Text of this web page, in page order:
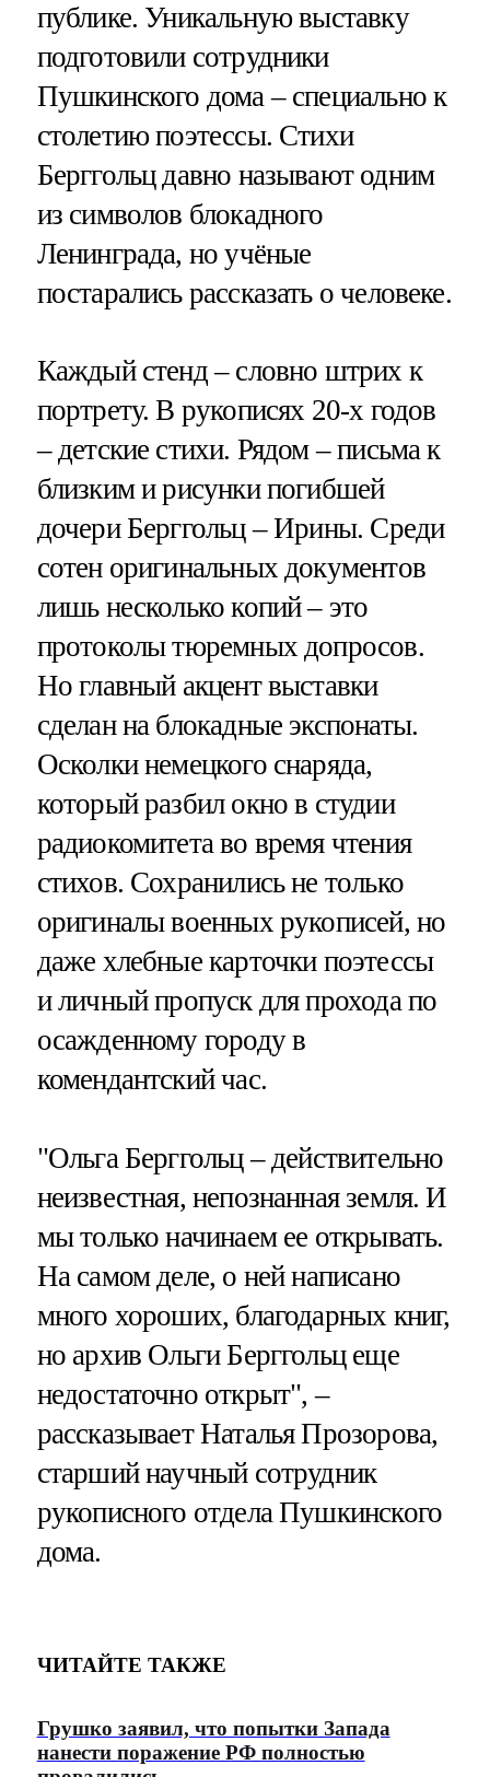
публике. Уникальную выставку
подготовили сотрудники
Пушкинского дома – специально к
столетию поэтессы. Стихи
Берггольц давно называют одним
из символов блокадного
Ленинграда, но учёные
постарались рассказать о человеке.
Каждый стенд – словно штрих к
портрету. В рукописях 20-х годов
– детские стихи. Рядом – письма к
близким и рисунки погибшей
дочери Берггольц – Ирины. Среди
сотен оригинальных документов
лишь несколько копий – это
протоколы тюремных допросов.
Но главный акцент выставки
сделан на блокадные экспонаты.
Осколки немецкого снаряда,
который разбил окно в студии
радиокомитета во время чтения
стихов. Сохранились не только
оригиналы военных рукописей, но
даже хлебные карточки поэтессы
и личный пропуск для прохода по
осажденному городу в
комендантский час.
"Ольга Берггольц – действительно
неизвестная, непознанная земля. И
мы только начинаем ее открывать.
На самом деле, о ней написано
много хороших, благодарных книг,
но архив Ольги Берггольц еще
недостаточно открыт", –
рассказывает Наталья Прозорова,
старший научный сотрудник
рукописного отдела Пушкинского
дома.
ЧИТАЙТЕ ТАКЖЕ
Грушко заявил, что попытки Запада
нанести поражение РФ полностью